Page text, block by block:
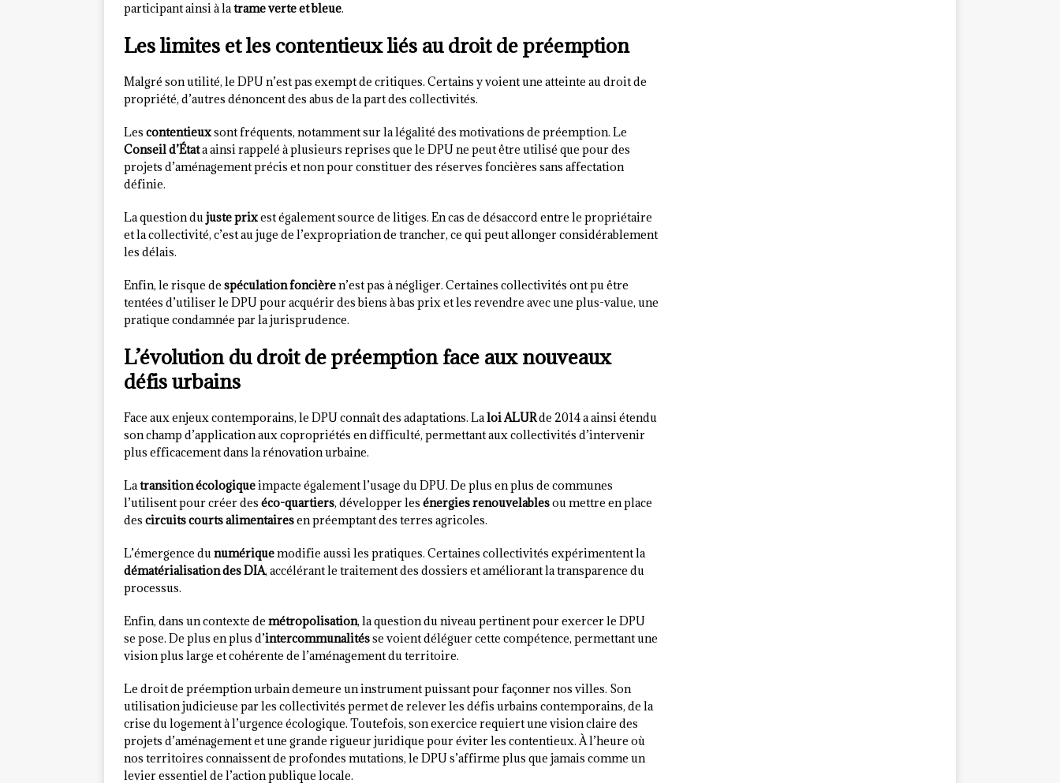
participant ainsi à latrame verte et bleue.
Les limites et les contentieux liés au droit de préemption
Malgré son utilité, le DPU n’est pas exempt de critiques. Certains y voient une atteinte au droit de
propriété, d’autres dénoncent des abus de la part des collectivités.
Les contentieuxsont fréquents, notamment sur la légalité des motivations de préemption. Le
Conseil d’Étata ainsi rappelé à plusieurs reprises que le DPU ne peut être utilisé que pour des
projets d’aménagement précis et non pour constituer des réserves foncières sans affectation
définie.
La question dujuste prixest également source de litiges. En cas de désaccord entre le propriétaire
et la collectivité, c’est au juge de l’expropriation de trancher, ce qui peut allonger considérablement
les délais.
Enfin, le risque de spéculation foncièren’est pas à négliger. Certaines collectivités ont pu être
tentées d’utiliser le DPU pour acquérir des biens à bas prix et les revendre avec une plus-value, une
pratique condamnée par la jurisprudence.
L’évolution du droit de préemption face aux nouveaux
défis urbains
Face aux enjeux contemporains, le DPU connaît des adaptations. Laloi ALURde 2014 a ainsi étendu
son champ d’application aux copropriétés en difficulté, permettant aux collectivités d’intervenir
plus efficacement dans la rénovation urbaine.
Latransition écologiqueimpacte également l’usage du DPU. De plus en plus de communes
l’utilisent pour créer des éco-quartiers, développer les énergies renouvelablesou mettre en place
des circuits courts alimentairesen préemptant des terres agricoles.
L’émergence dunumériquemodifie aussi les pratiques. Certaines collectivités expérimentent la
dématérialisation des DIA, accélérant le traitement des dossiers et améliorant la transparence du
processus.
Enfin, dans un contexte de métropolisation, la question du niveau pertinent pour exercer le DPU
se pose. De plus en plus d’intercommunalitésse voient déléguer cette compétence, permettant une
vision plus large et cohérente de l’aménagement du territoire.
Le droit de préemption urbain demeure un instrument puissant pour façonner nos villes. Son
utilisation judicieuse par les collectivités permet de relever les défis urbains contemporains, de la
crise du logement à l’urgence écologique. Toutefois, son exercice requiert une vision claire des
projets d’aménagement et une grande rigueur juridique pour éviter les contentieux. À l’heure où
nos territoires connaissent de profondes mutations, le DPU s’affirme plus que jamais comme un
levier essentiel de l’action publique locale.